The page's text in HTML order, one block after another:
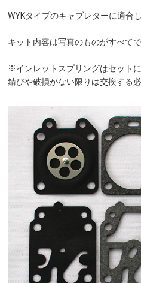
WYKタイプのキャブレターに適合し
キット内容は写真のものがすべてで
※インレットスプリングはセットに
錆びや破損がない限りは交換する